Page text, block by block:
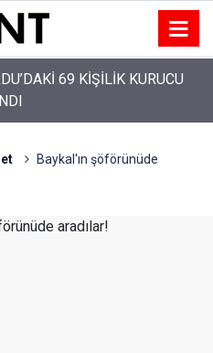
69 KİŞİLİK KURUCU
KURUCU YÖNETİMİNİ
Baykal'ın şöförünüde